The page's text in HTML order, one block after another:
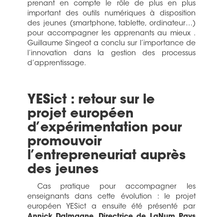
prenant en compte le rôle de plus en plus
important des outils numériques à disposition
des jeunes (smartphone, tablette, ordinateur…)
pour accompagner les apprenants au mieux .
Guillaume Singeot a conclu sur l’importance de
l’innovation dans la gestion des processus
d’apprentissage.
YESict : retour sur le
projet européen
d’expérimentation pour
promouvoir
l’entrepreneuriat auprès
des jeunes
Cas pratique pour accompagner les
enseignants dans cette évolution : le projet
européen YESict a ensuite été présenté par